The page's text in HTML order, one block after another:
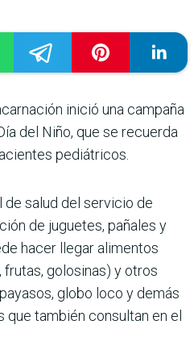
inició una campaña
del Niño, que se recuerda
pediátricos.
de salud del servicio de
de juguetes, pañales y
hacer llegar alimentos
frutas, golosinas) y otros
globo loco y demás
que también consultan en el